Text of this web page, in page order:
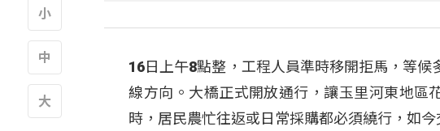
16日上午8點整，工程人員準時移開拒馬，等
線方向。大橋正式開放通行，讓玉里河東地區
時，居民農忙往返或日常採購都必須繞行，如